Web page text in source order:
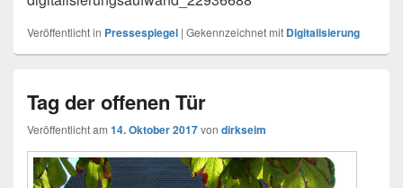
Veröffentlicht in Pressespiegel | Gekennzeichnet mit Digitalisierung
Tag der offenen Tür
Veröffentlicht am 14. Oktober 2017von dirkseim